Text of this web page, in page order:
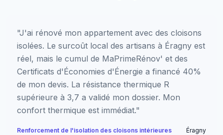
"J'ai rénové mon appartement avec des cloisons
isolées. Le surcoût local des artisans à Éragny est
réel, mais le cumul de MaPrimeRénov' et des
Certificats d'Économies d'Énergie a financé 40%
de mon devis. La résistance thermique R
supérieure à 3,7 a validé mon dossier. Mon
confort thermique est immédiat."
Renforcement de l'isolation des cloisons intérieures
Éragny